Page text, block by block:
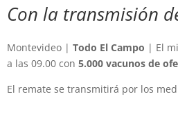
Con la transmisión
Montevideo |Todo El Campo | El
a las 09.00 con5.000 vacunos de
El remate se transmitirá por los